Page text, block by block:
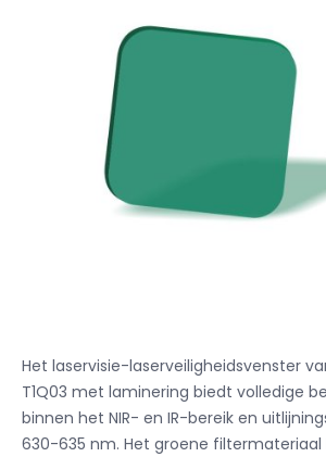
Het laservisie-laserveiligheidsvenster
T1Q03 met laminering biedt volledige
binnen het NIR- en IR-bereik en
630-635 nm. Het groene filtermateriaal